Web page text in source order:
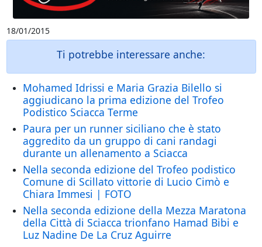
18/01/2015
Ti potrebbe interessare anche:
Mohamed Idrissi e Maria Grazia Bilello si
aggiudicano la prima edizione del Trofeo
Podistico Sciacca Terme
Paura per un runner siciliano che è stato
aggredito da un gruppo di cani randagi
durante un allenamento a Sciacca
Nella seconda edizione del Trofeo podistico
Comune di Scillato vittorie di Lucio Cimò e
Chiara Immesi | FOTO
Nella seconda edizione della Mezza Maratona
della Città di Sciacca trionfano Hamad Bibi e
Luz Nadine De La Cruz Aguirre